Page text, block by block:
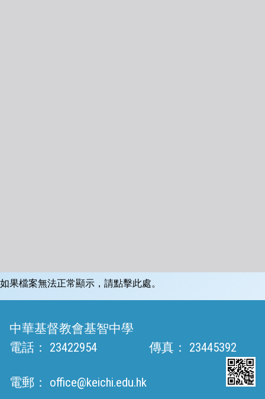
如果檔案無法正常顯示，請點擊此處。
中華基督教會基智中學
電話：
23422954 傳真： 23445392
電郵： office@keichi.edu.hk